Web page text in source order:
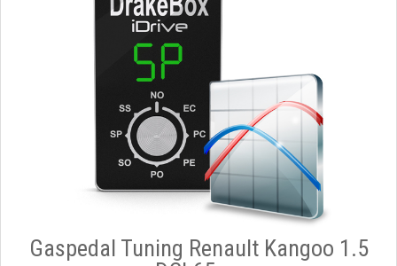
Gaspedal Tuning Renault Kangoo 1.5